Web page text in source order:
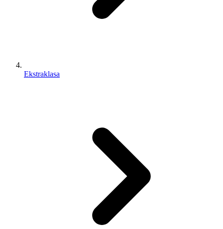
Ekstraklasa